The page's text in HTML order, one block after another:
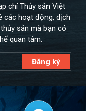
chí Thủy sản Việt
các hoạt động, dịch
sản mà bạn có
quan tâm.